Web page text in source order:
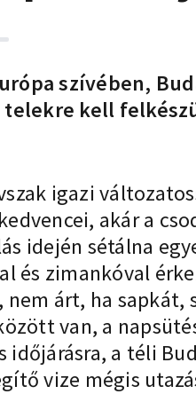
szívében,
telekre kell
igazi
akár a
idején sétálna
és zimankóval
nem árt, ha
van, a
időjárásra, a téli
vize mégis